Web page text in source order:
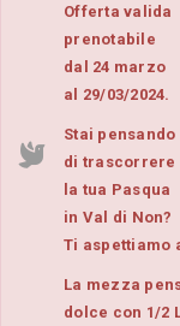
Offerta valida
prenotabile
dal 24 marzo
al 29/03/2024.
Stai pensando
di trascorrere
la tua Pasqua
in Val di Non?
Ti aspettiamo
La mezza
dolce con 1/2